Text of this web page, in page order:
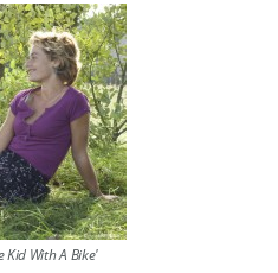
Kid With A Bike'